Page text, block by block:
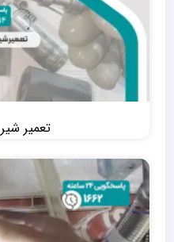
تعمیر